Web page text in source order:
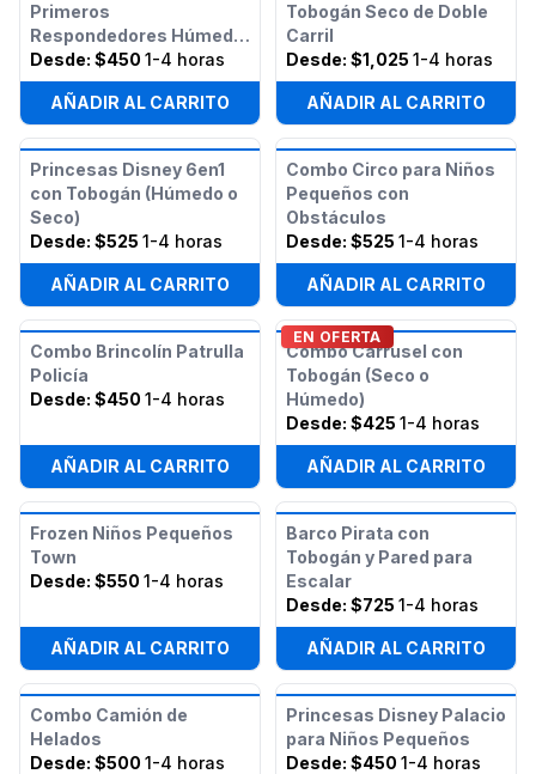
Primeros
Respondedores Húmedo
y Seco
Desde: $450 1-4 horas
AÑADIR AL CARRITO
Tobogán Seco de Doble
Carril
Desde: $1,025 1-4 horas
AÑADIR AL CARRITO
Princesas Disney 6en1
con Tobogán (Húmedo o
Seco)
Desde: $525 1-4 horas
AÑADIR AL CARRITO
Combo Circo para Niños
Pequeños con
Obstáculos
Desde: $525 1-4 horas
AÑADIR AL CARRITO
Combo Brincolín Patrulla
Policía
Desde: $450 1-4 horas
AÑADIR AL CARRITO
EN OFERTA
Combo Carrusel con
Tobogán (Seco o
Húmedo)
Desde: $425 1-4 horas
AÑADIR AL CARRITO
Frozen Niños Pequeños
Town
Desde: $550 1-4 horas
AÑADIR AL CARRITO
Barco Pirata con
Tobogán y Pared para
Escalar
Desde: $725 1-4 horas
AÑADIR AL CARRITO
Combo Camión de
Helados
Desde: $500 1-4 horas
Princesas Disney Palacio
para Niños Pequeños
Desde: $450 1-4 horas